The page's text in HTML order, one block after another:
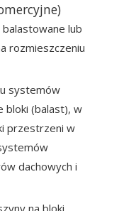
lub
rozmieszczeniu
systemów
bloki (balast), w
przestrzeni w
dachowych i